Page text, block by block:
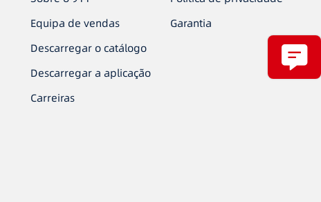
Equipa de vendas
Descarregar o catálogo
Descarregar a aplicação
Carreiras
Garantia